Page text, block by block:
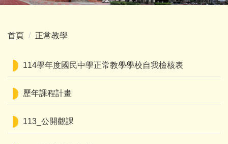
首頁 正常教學
114學年度國民中學正常教學學校自我檢核表
歷年課程計畫
113_公開觀課